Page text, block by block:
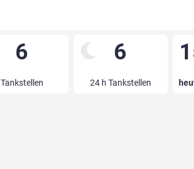
6
Tankstellen
6
24 h Tankstellen